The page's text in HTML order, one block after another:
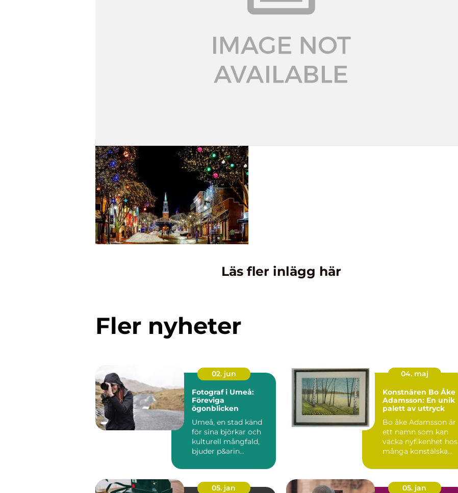
Läs fler inlägg här
Fler nyheter
02. jun
Fotograf i Umeå:
Föreviga
ögonblicken
Umeå, en stad känd
för sina björkar och
kulturell mångfald,
bjuder p&arin...
04. maj
Konstnären Bo Åke
Adamsson: En unik
palett av uttryck
Bo åke Adamsson är
ett namn som kan
väcka nyfikenhet hos
många konstälska...
05. jan
05. jan